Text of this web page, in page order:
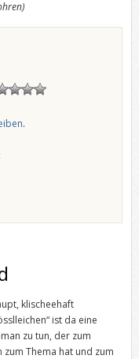
.
klischeehaft
ist da eine
zu tun, der zum
Thema hat und zum